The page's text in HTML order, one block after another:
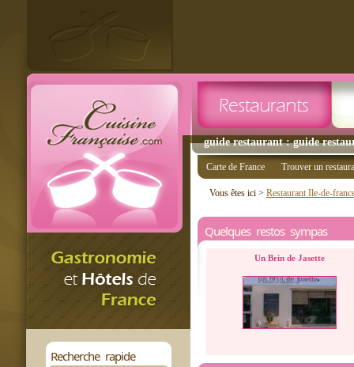
guide restaurant : guide
Recherche rapide
Carte de France Trouver un
Vous êtes ici > Restaurant Ile-de-
Quelques restos sympas
Un Brin de Jasette